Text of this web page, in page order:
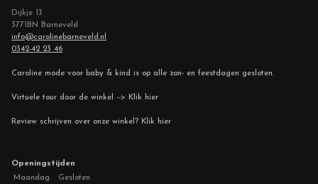
Dijkje 13
3771BN Barneveld
info@carolinebarneveld.nl
0342-42 23 46
Caroline mode voor baby & kind is op alle zon- en feestdagen gesloten.
Virtuele tour door de winkel --> Klik hier
Review schrijven over onze winkel? Klik hier
Openingstijden
Maandag
Gesloten